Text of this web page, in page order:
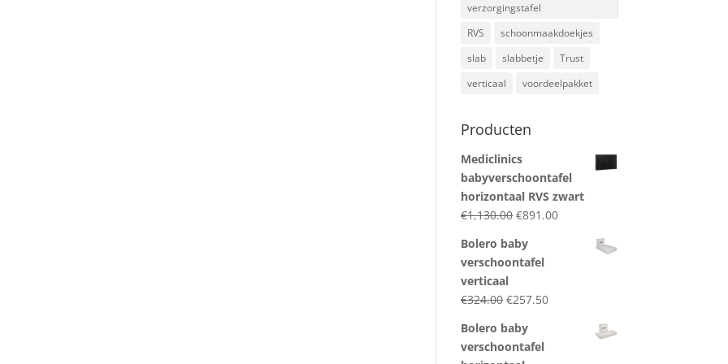
verzorgingstafel
RVS
schoonmaakdoekjes
slab
slabbetje
Trust
verticaal
voordeelpakket
Producten
Mediclinics
babyverschoontafel
horizontaal RVS zwart
€1,130.00 Original
was:
€1,130.00.
€891.00Current
Bolero baby
verschoontafel
verticaal
€324.00 Original
was:
€324.00.
€257.50Current
Bolero baby
verschoontafel